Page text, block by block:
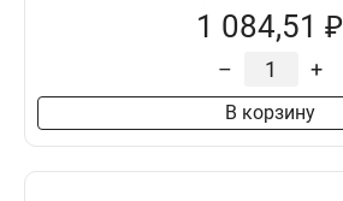
1 084,51 ₽
– +
В корзину